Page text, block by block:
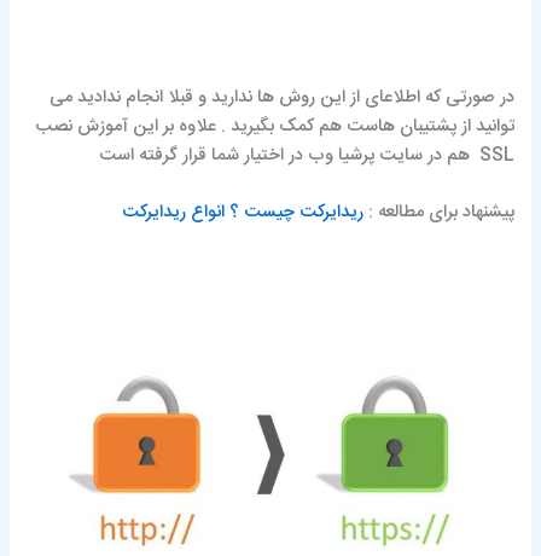
در صورتی که اطلاعای از این روش ها ندارید و قبلا انجام ندادید می
توانید از پشتیبان هاست هم کمک بگیرید . علاوه بر این آموزش نصب
SSL هم در سایت پرشیا وب در اختیار شما قرار گرفته است
پیشنهاد برای مطالعه :ریدایرکت چیست ؟ انواع ریدایرکت